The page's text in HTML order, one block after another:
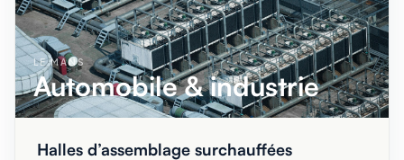
LE MANS
Automobile & industrie
Halles d’assemblage surchauffées